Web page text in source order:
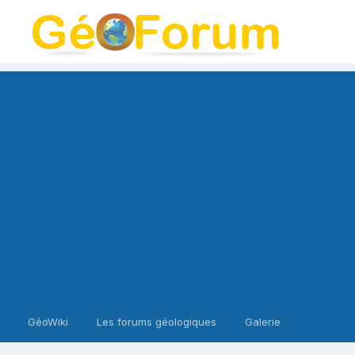
GéoWiki Les forums géologiques Galerie